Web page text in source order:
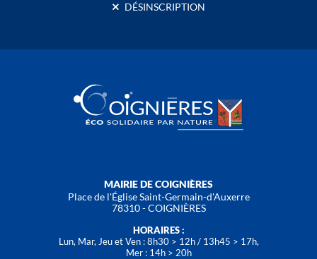
DÉSINSCRIPTION
MAIRIE DE COIGNIÈRES
Place de l'Église Saint-Germain-d'Auxerre
78310 - COIGNIÈRES
HORAIRES :
Lun, Mar, Jeu et Ven : 8h30 > 12h / 13h45 > 17h,
Mer : 14h > 20h